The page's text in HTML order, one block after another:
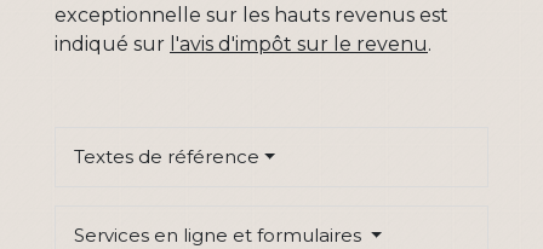
exceptionnelle sur les hauts revenus est
indiqué sur l'avis d'impôt sur le revenu.
Textes de référence
Services en ligne et formulaires